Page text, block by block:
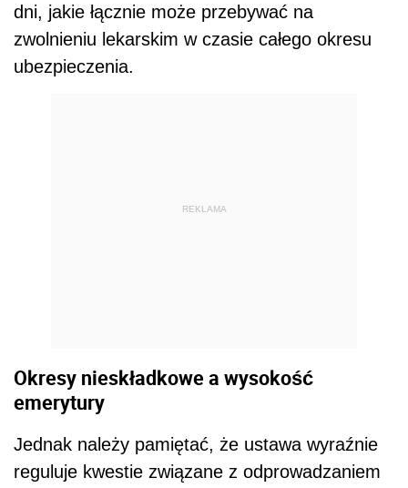
dni, jakie łącznie może przebywać na
zwolnieniu lekarskim w czasie całego okresu
ubezpieczenia.
REKLAMA
Okresy nieskładkowe a wysokość
emerytury
Jednak należy pamiętać, że ustawa wyraźnie
reguluje kwestie związane z odprowadzaniem